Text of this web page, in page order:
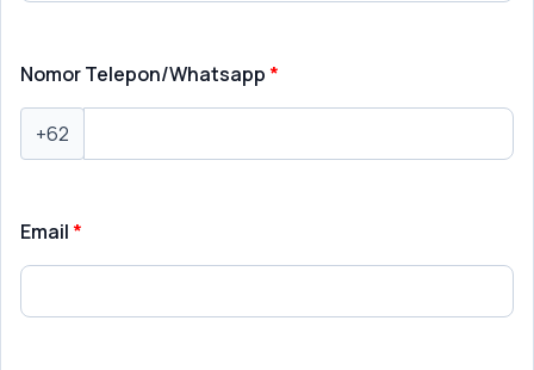
Nomor Telepon/Whatsapp
+62
Email